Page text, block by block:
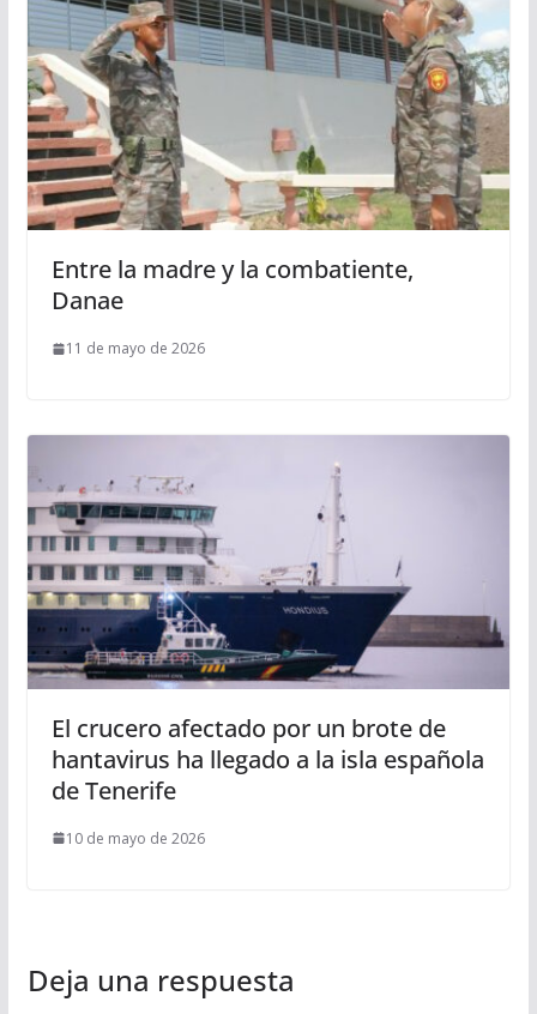
Entre la madre y la combatiente,
Danae
11 de mayo de 2026
El crucero afectado por un brote de
hantavirus ha llegado a la isla española
de Tenerife
10 de mayo de 2026
Deja una respuesta